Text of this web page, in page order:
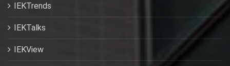
IEKTrends
IEKTalks
IEKView